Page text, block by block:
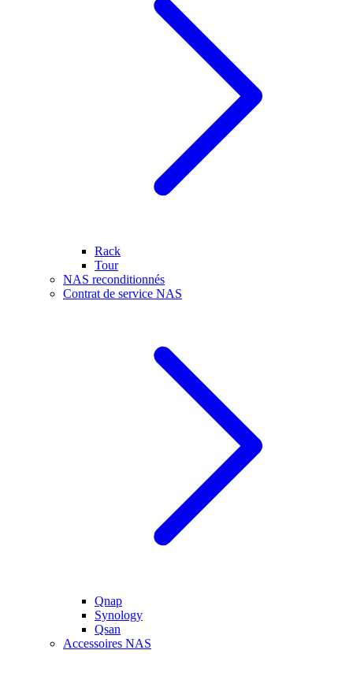
Rack
Tour
NAS reconditionnés
Contrat de service NAS
Qnap
Synology
Qsan
Accessoires NAS